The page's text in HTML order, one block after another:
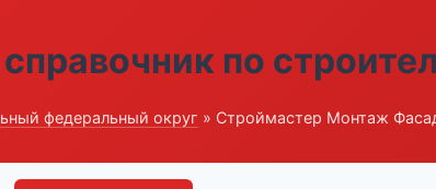
по
федеральный округ » Строймастер Монтаж